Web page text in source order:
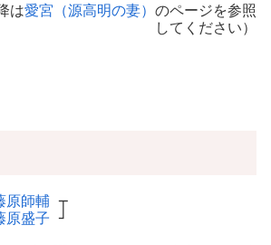
は愛宮（源高明の妻） のページを参照
してください）
原師輔 ┬
原盛子 ┘